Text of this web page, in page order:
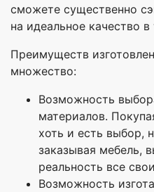
сможете существенно
на идеальное качество
Преимуществ
множество:
Возможность
материалов.
хоть и есть выбор,
заказывая мебель,
реальность все
Возможность